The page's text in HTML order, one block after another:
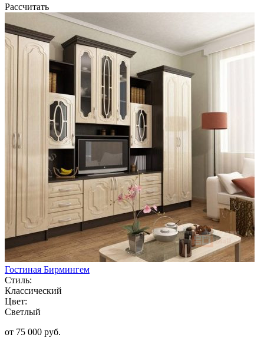
Рассчитать
Гостиная Бирмингем
Стиль:
Классический
Цвет:
Светлый
от 75 000 руб.